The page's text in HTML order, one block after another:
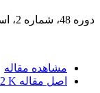
دوره 48، شماره 2، اسفند 2015، صفحه
مشاهده مقاله
اصل مقاله K